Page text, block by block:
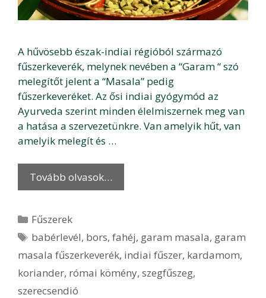
A hűvösebb észak-indiai régióból származó
fűszerkeverék, melynek nevében a “Garam “ szó
melegítőt jelent a “Masala” pedig
fűszerkeveréket. Az ősi indiai gyógymód az
Ayurveda szerint minden élelmiszernek meg van
a hatása a szervezetünkre. Van amelyik hűt, van
amelyik melegít és …
Tovább olvasok…
Kategória
Fűszerek
Címkék
babérlevél, bors,fahéj, garam masala, garam
masala fűszerkeverék, indiai fűszer, kardamom,
koriander, római kömény, szegfűszeg,
szerecsendió